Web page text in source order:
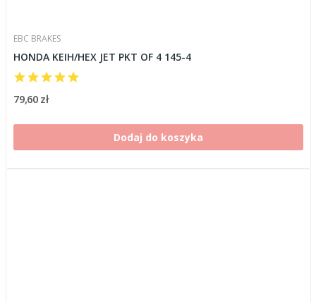
EBC BRAKES
HONDA KEIH/HEX JET PKT OF 4 145-4
79,60 zł
Dodaj do koszyka